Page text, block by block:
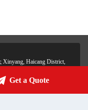
Xinyang, Haicang District,
Get a Quote